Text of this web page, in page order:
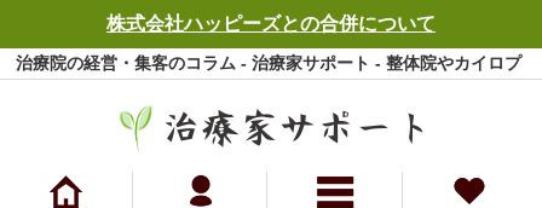
治療院の経営・集客のコラム - 治療家サポート - 整体院やカイロプ
株式会社ハッピーズとの合併について